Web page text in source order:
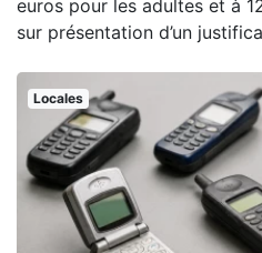
euros pour les adultes et à
sur présentation d’un
Locales